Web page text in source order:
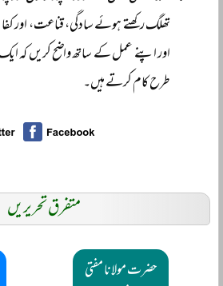
تھلگ رکھتے ہوئے سادگی، قناعت، اور
اور اپنے عمل کے ساتھ واضح کریں کہ
طرح کام کرتے ہیں۔
متفرق تحریریں
حضرت مولانا مفتی